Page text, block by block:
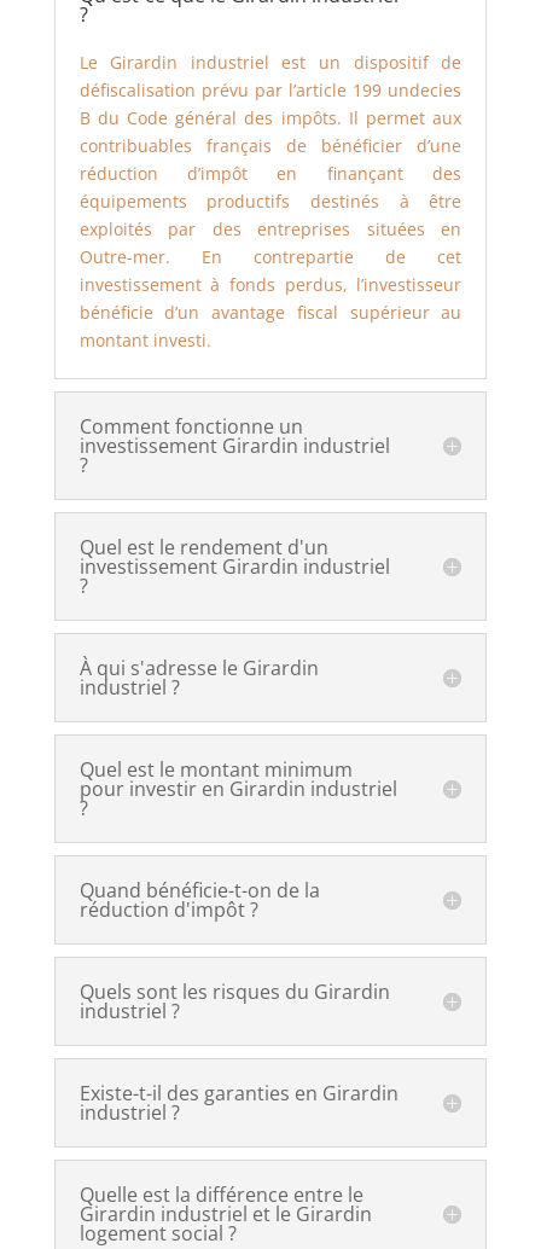
?
Le Girardin industriel est un dispositif de
défiscalisation prévu par l’article 199 undecies
B du Code général des impôts. Il permet aux
contribuables français de bénéficier d’une
réduction d’impôt en finançant des
équipements productifs destinés à être
exploités par des entreprises situées en
Outre-mer. En contrepartie de cet
investissement à fonds perdus, l’investisseur
bénéficie d’un avantage fiscal supérieur au
montant investi.
Comment fonctionne un
investissement Girardin industriel
?
Quel est le rendement d'un
investissement Girardin industriel
?
À qui s'adresse le Girardin
industriel ?
Quel est le montant minimum
pour investir en Girardin industriel
?
Quand bénéficie-t-on de la
réduction d'impôt ?
Quels sont les risques du Girardin
industriel ?
Existe-t-il des garanties en Girardin
industriel ?
Quelle est la différence entre le
Girardin industriel et le Girardin
logement social ?